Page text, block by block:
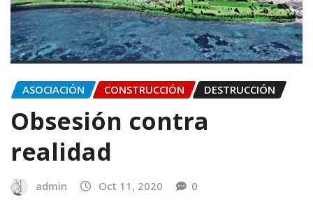
ASOCIACIÓN CONSTRUCCIÓN DESTRUCCIÓN
Obsesión contra
realidad
admin Oct 11, 2020 0